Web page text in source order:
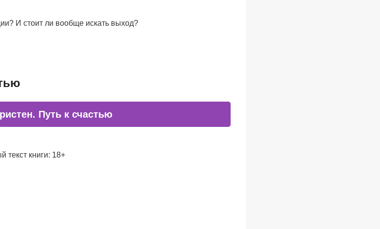
И стоит ли вообще искать выход?
Путь к счастью
текст книги: 18+